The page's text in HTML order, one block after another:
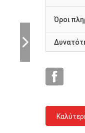
Όροι